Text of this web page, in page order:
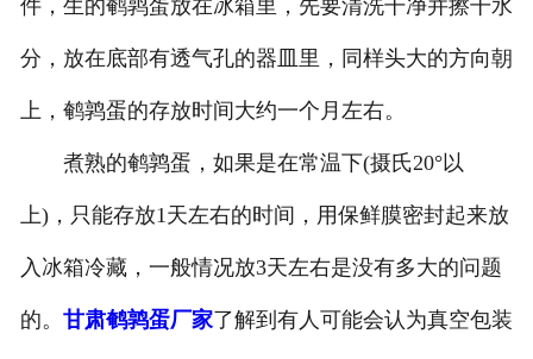
件，生的鹌鹑蛋放在冰箱里，先要清洗干净并擦干水
分，放在底部有透气孔的器皿里，同样头大的方向朝
上，鹌鹑蛋的存放时间大约一个月左右。
煮熟的鹌鹑蛋，如果是在常温下(摄氏20°以
上)，只能存放1天左右的时间，用保鲜膜密封起来放
入冰箱冷藏，一般情况放3天左右是没有多大的问题
的。 甘肃鹌鹑蛋厂家了解到有人可能会认为真空包装